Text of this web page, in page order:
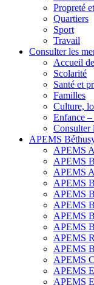
Propreté
Quartiers
Sport
Travail
Consulter les
Accueil
Scolarité
Santé et
Familles
Culture,
Enfance –
Consulter
APEMS
APEMS
APEMS
APEMS
APEMS
APEMS
APEMS
APEMS
APEMS
APEMS
APEMS
APEMS
APEMS
APEMS